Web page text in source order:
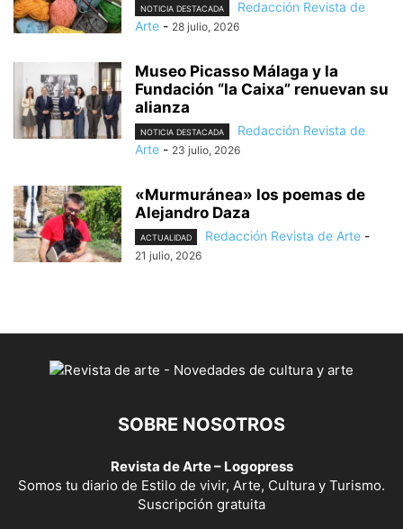
NOTICIA DESTACADA
Redacción Revista de
Arte - 28 julio, 2026
Museo Picasso Málaga y la
Fundación “la Caixa” renuevan su
alianza
NOTICIA DESTACADA
Redacción Revista de
Arte - 23 julio, 2026
«Murmuránea» los poemas de
Alejandro Daza
ACTUALIDAD Redacción Revista de Arte -
21 julio, 2026
SOBRE NOSOTROS
Revista de Arte – Logopress
Somos tu diario de Estilo de vivir, Arte, Cultura y Turismo.
Suscripción gratuita